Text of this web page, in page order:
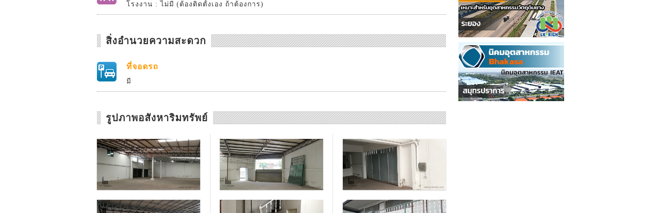
โรงงาน : ไม่มี (ต้องติดตั้งเอง ถ้าต้องการ)
สิ่งอำนวยความสะดวก
ที่จอดรถ
มี
รูปภาพอสังหาริมทรัพย์